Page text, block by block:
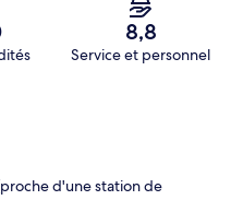
8,8
Service et personnel
d'une station de